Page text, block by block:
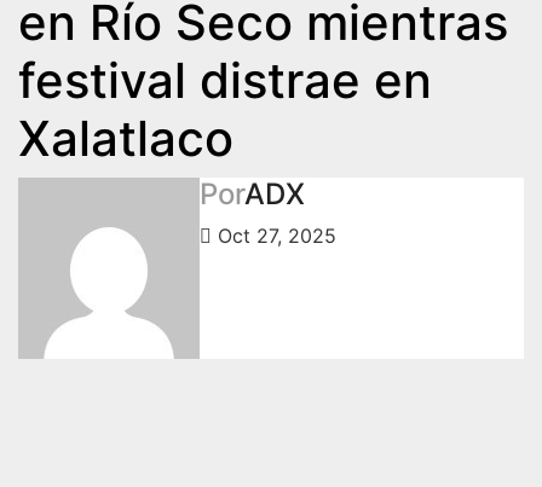
en Río Seco mientras
festival distrae en
Xalatlaco
PorADX
Oct 27, 2025